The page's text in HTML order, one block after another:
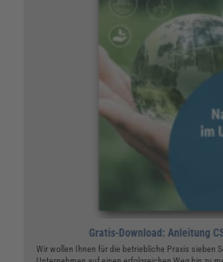
Gratis-Download: Anleitung
Wir wollen Ihnen für die betriebliche Praxis sieben